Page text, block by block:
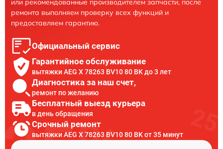
или рекомендованные производителем запчасти, после
ремонта выполняем проверку всех функций и
предоставляем гарантию.
Официальный сервис
Гарантийное обслуживание
вытяжки AEG X 78263 BV10 80 BK до 3 лет
Диагностика за наш счет,
ремонт по желанию
Бесплатный выезд курьера
в день обращения
Срочный ремонт
вытяжки AEG X 78263 BV10 80 BK от 35 минут